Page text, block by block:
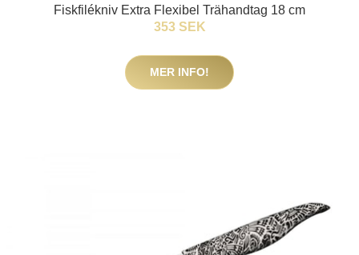
Fiskfilékniv Extra Flexibel Trähandtag 18 cm
353 SEK
MER INFO!